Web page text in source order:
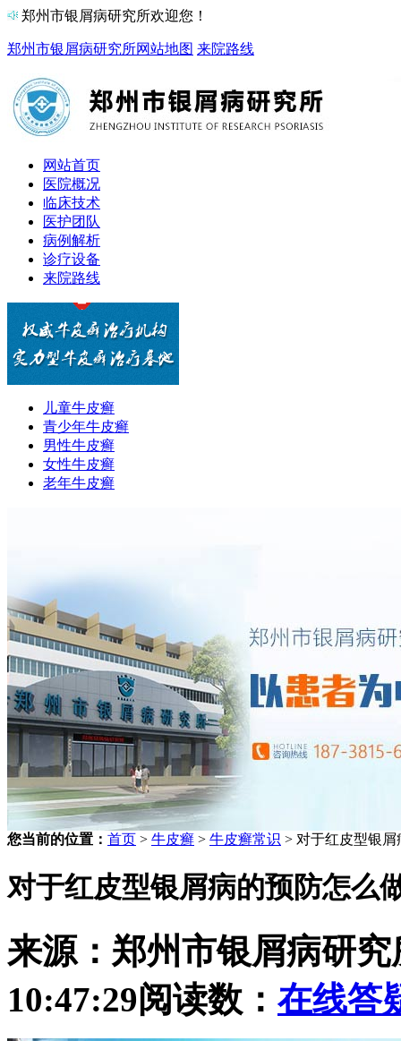
郑州市银屑病研究所欢迎您！
郑州市银屑病研究所网站地图 来院路线
网站首页
医院概况
临床技术
医护团队
病例解析
诊疗设备
来院路线
儿童牛皮癣
青少年牛皮癣
男性牛皮癣
女性牛皮癣
老年牛皮癣
您当前的位置： 首页 > 牛皮癣 > 牛皮癣常识 > 对于红皮型银
对于红皮型银屑病的预防怎么
来源：郑州市银屑病研究
10:47:29阅读数： 在线答